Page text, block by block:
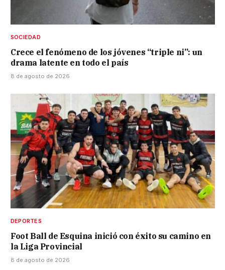
SOCIEDAD
Crece el fenómeno de los jóvenes “triple ni”: un
drama latente en todo el país
8 de agosto de 2026
DEPORTES
Foot Ball de Esquina inició con éxito su camino en
la Liga Provincial
8 de agosto de 2026